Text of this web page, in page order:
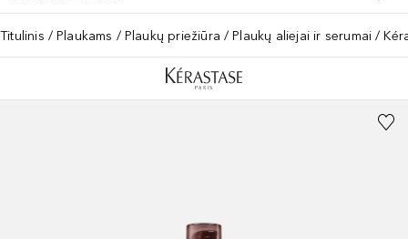
Titulinis Plaukams Plaukų priežiūra Plaukų aliejai ir serumai